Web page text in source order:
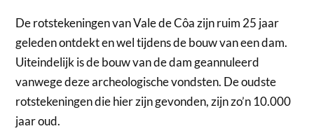
De rotstekeningen van Vale de Côa zijn ruim 25 jaar
geleden ontdekt en wel tijdens de bouw van een dam.
Uiteindelijk is de bouw van de dam geannuleerd
vanwege deze archeologische vondsten. De oudste
rotstekeningen die hier zijn gevonden, zijn zo’n 10.000
jaar oud.